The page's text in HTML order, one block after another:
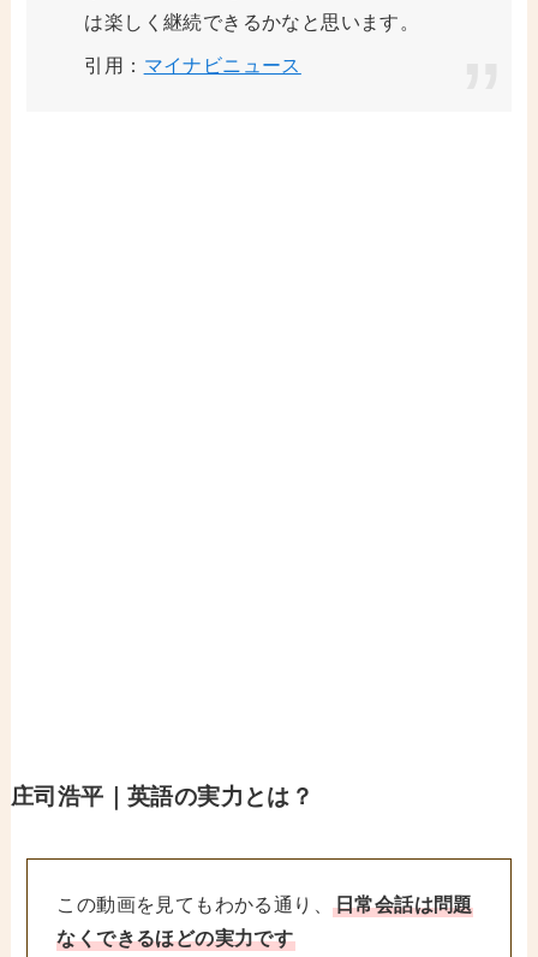
は楽しく継続できるかなと思います。
引用： マイナビニュース
庄司浩平｜英語の実力とは？
この動画を見てもわかる通り、日常会話は問題
なくできるほどの実力です